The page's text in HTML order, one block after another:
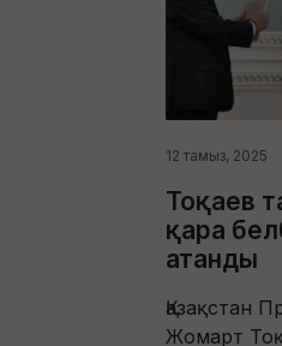
12 тамыз, 2025
Тоқаев
қара
атанды
Қазақстан
Жомарт